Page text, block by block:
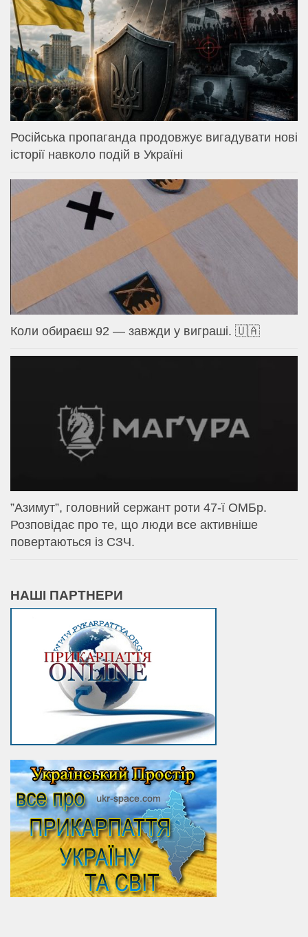
Російська пропаганда продовжує вигадувати нові
історії навколо подій в Україні
Коли обираєш 92 — завжди у виграші. 🇺🇦
⁨”Азимут”, головний сержант роти 47-ї ОМБр.
Розповідає про те, що люди все активніше
повертаються із СЗЧ.
НАШІ ПАРТНЕРИ